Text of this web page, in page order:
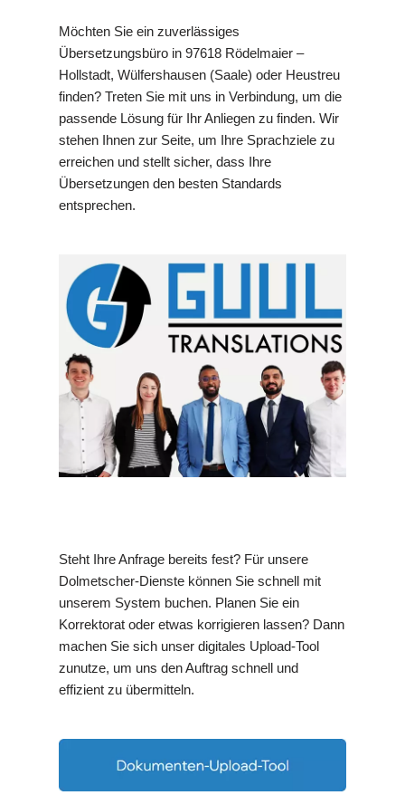
Möchten Sie ein zuverlässiges
Übersetzungsbüro in 97618 Rödelmaier –
Hollstadt, Wülfershausen (Saale) oder Heustreu
finden? Treten Sie mit uns in Verbindung, um die
passende Lösung für Ihr Anliegen zu finden. Wir
stehen Ihnen zur Seite, um Ihre Sprachziele zu
erreichen und stellt sicher, dass Ihre
Übersetzungen den besten Standards
entsprechen.
Steht Ihre Anfrage bereits fest? Für unsere
Dolmetscher-Dienste können Sie schnell mit
unserem System buchen. Planen Sie ein
Korrektorat oder etwas korrigieren lassen? Dann
machen Sie sich unser digitales Upload-Tool
zunutze, um uns den Auftrag schnell und
effizient zu übermitteln.